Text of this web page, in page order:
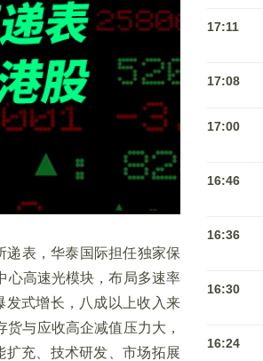
递表，华泰国际担任独家保
心高速光模块，布局多速率
发式增长，八成以上收入来
与应收高企减值压力大，
充、技术研发、市场拓展
17:11
17:08
17:00
16:46
16:36
16:30
16:24